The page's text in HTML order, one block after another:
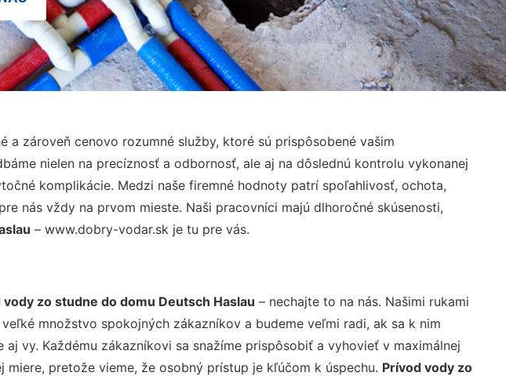
a zároveň cenovo rozumné služby, ktoré sú prispôsobené vašim
nielen na precíznosť a odbornosť, ale aj na dôslednú kontrolu vykonanej
komplikácie. Medzi naše firemné hodnoty patrí spoľahlivosť, ochota,
nás vždy na prvom mieste. Naši pracovníci majú dlhoročné skúsenosti,
– www.dobry-vodar.sk je tu pre vás.
vody zo studne do domu Deutsch Haslau – nechajte to na nás. Našimi rukami
množstvo spokojných zákazníkov a budeme veľmi radi, ak sa k nim
aj vy. Každému zákazníkovi sa snažíme prispôsobiť a vyhovieť v maximálnej
miere, pretože vieme, že osobný prístup je kľúčom k úspechu. Prívod vody zo